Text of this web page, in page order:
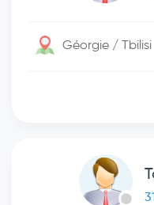
Géorgie / Tbilisi